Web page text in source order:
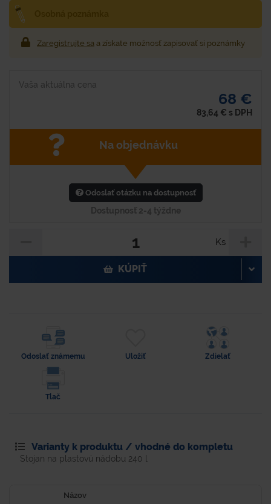
Zaregistrujte sa a získate možnosť zapisovať si poznámky
Vaša aktuálna cena
68 €
83,64 € s DPH
Na objednávku
Odoslať otázku na dostupnosť
Dostupnosť 2-4 týždne
Ks
KÚPIŤ
Odoslať známemu Uložiť Zdielať
Tlač
Varianty k produktu / vhodné do kompletu
Stojan na plastovú nádobu 240 l
Názov